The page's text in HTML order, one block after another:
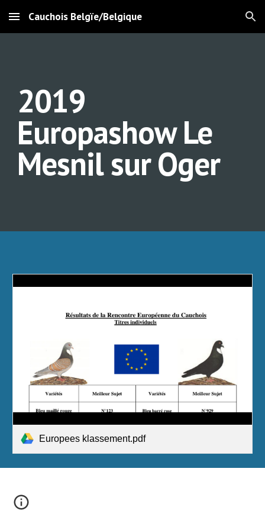
Skip to main content Skip to navigation
Cauchois Belgïe/Belgique
2019
Europashow Le
Mesnil sur Oger
Europees klassement.pdf